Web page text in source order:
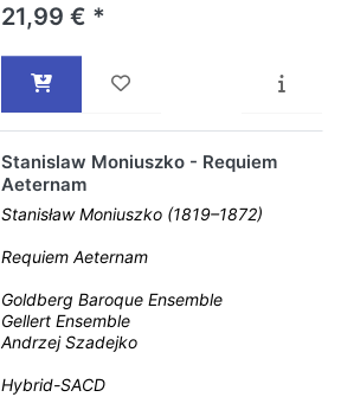
21,99 € *
Stanislaw Moniuszko - Requiem
Aeternam
Stanisław Moniuszko (1819–1872)
Requiem Aeternam
Goldberg Baroque Ensemble
Gellert Ensemble
Andrzej Szadejko
Hybrid-SACD